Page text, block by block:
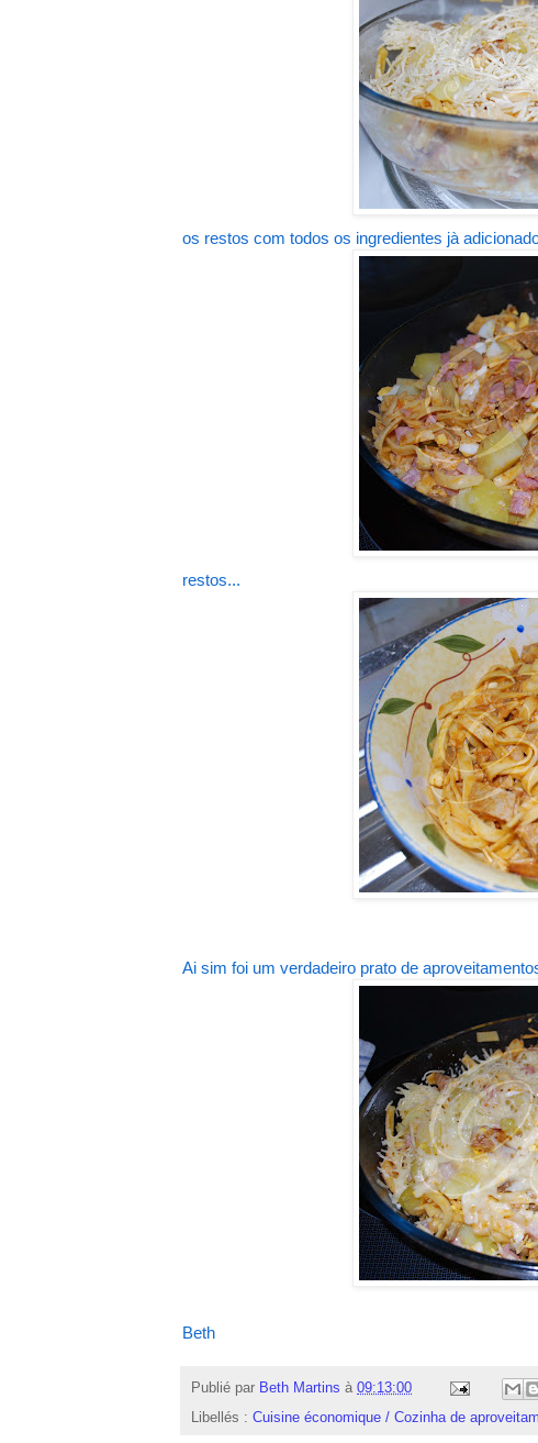
os restos com todos os ingredientes jà
restos...
Ai sim foi um verdadeiro prato de
Beth
Publié par Beth Martins à 09:13:00
Libellés : Cuisine économique / Cozinha de